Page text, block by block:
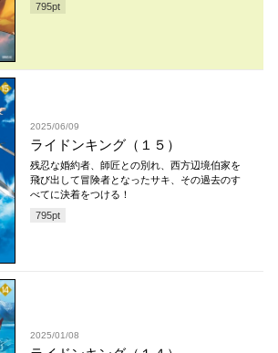
795pt
2025/06/09
ライドンキング（１５）
残忍な婚約者、師匠との別れ、西方辺境伯家を
飛び出して冒険者となったサキ、その過去のす
べてに決着をつける！
795pt
2025/01/08